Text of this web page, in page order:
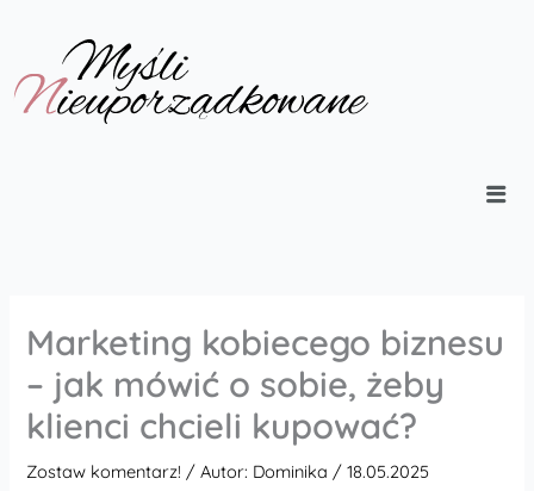
treści
Marketing kobiecego biznesu
– jak mówić o sobie, żeby
klienci chcieli kupować?
Zostaw komentarz! / Autor: Dominika /18.05.2025